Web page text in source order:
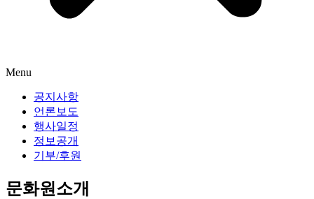
Menu
공지사항
언론보도
행사일정
정보공개
기부/후원
문화원소개